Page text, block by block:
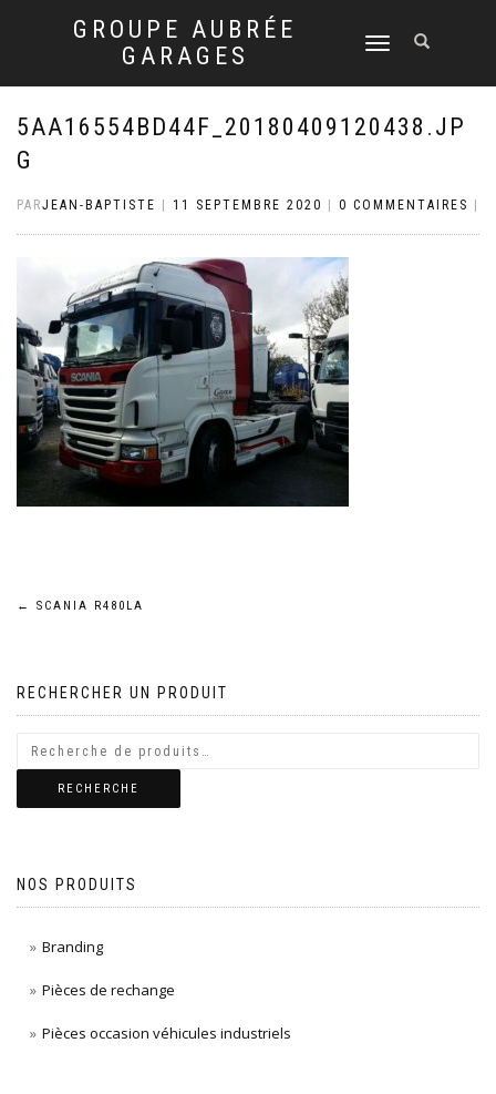
GROUPE AUBRÉE
GARAGES
DÉPLIER
NAVIGATION
5AA16554BD44F_20180409120438.JP
G
PARJEAN-BAPTISTE 11 SEPTEMBRE 2020 0 COMMENTAIRES
Navigation
l’article
← SCANIA R480LA
RECHERCHER UN PRODUIT
RECHERCHE
NOS PRODUITS
Branding
Pièces de rechange
Pièces occasion véhicules industriels